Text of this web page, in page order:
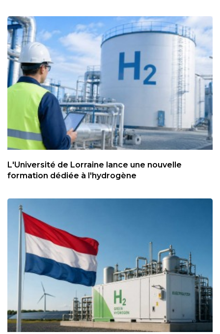
L'Université de Lorraine lance une nouvelle
formation dédiée à l'hydrogène